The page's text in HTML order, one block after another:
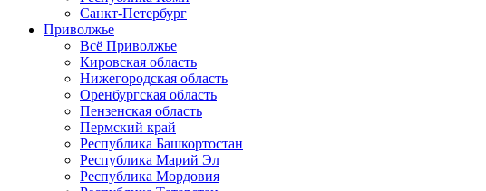
Санкт-Петербург
Приволжье
Всё Приволжье
Кировская область
Нижегородская область
Оренбургская область
Пензенская область
Пермский край
Республика Башкортостан
Республика Марий Эл
Республика Мордовия